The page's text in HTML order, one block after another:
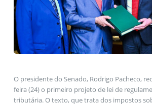
O presidente do Senado, Rodrigo Pacheco,
feira (24) o primeiro projeto de lei de
tributária. O texto, que trata dos impostos